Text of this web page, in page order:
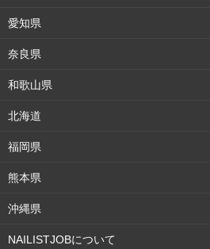
愛知県
奈良県
和歌山県
北海道
福岡県
熊本県
沖縄県
NAILISTJOBについて